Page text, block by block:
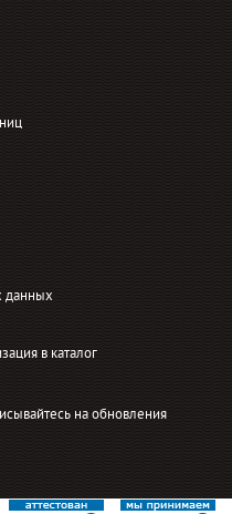
данных
в каталог
на обновления